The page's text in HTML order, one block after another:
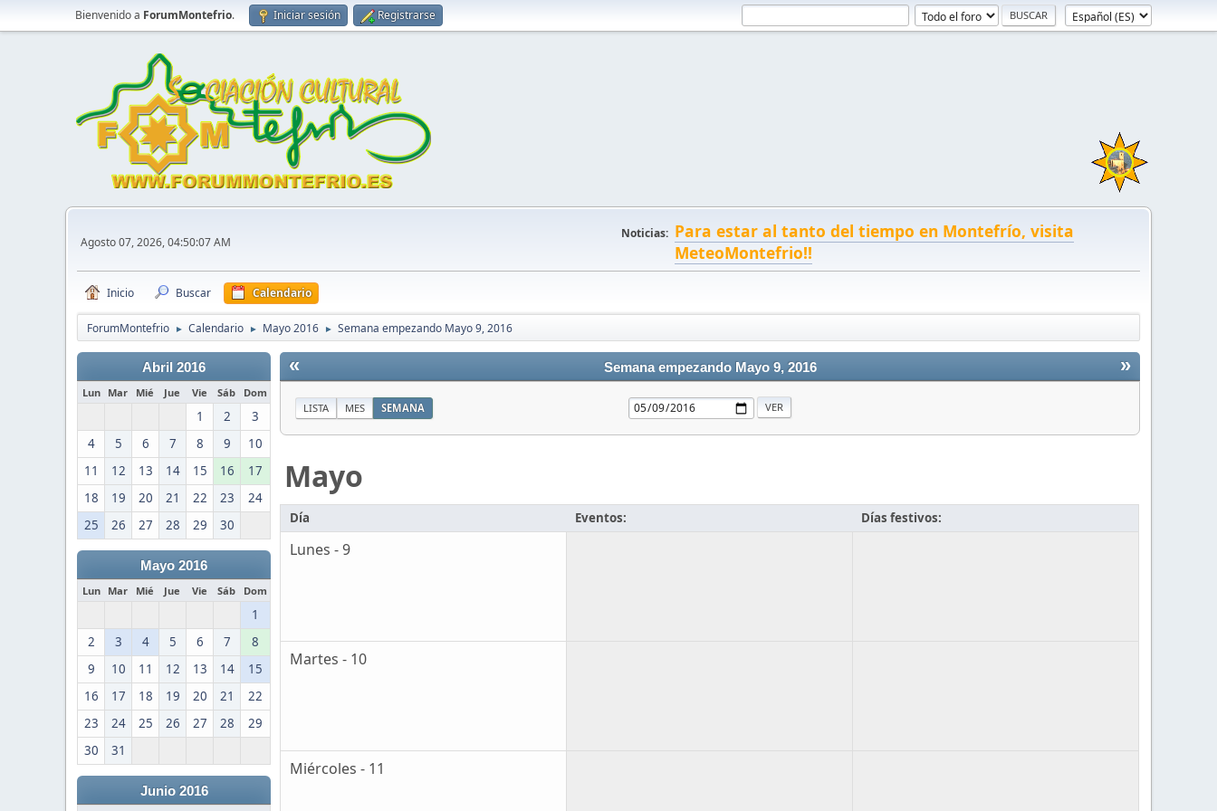
Bienvenido a ForumMontefrio. Iniciar sesión Registrarse
Agosto 07, 2026, 04:50:07 AM
Noticias: Para estar al tanto del tiempo en Montefrío, visita
MeteoMontefrio!!
Inicio Buscar Calendario
ForumMontefrio ► Calendario ► Mayo 2016 ► Semana empezando Mayo 9, 2016
Abril 2016
Lun Mar Mié Jue Vie Sáb Dom
1 2
3
4
5 6 7 8 9
10
11
12 13 14 15 16
17
18
19 20 21 22 23
24
25
26 27 28 29 30
Mayo 2016
Lun Mar Mié Jue Vie Sáb Dom
1
2
3 4 5 6 7
8
9
10 11 12 13 14
15
16
17 18 19 20 21
22
23
24 25 26 27 28
29
30
31
Junio 2016
« »
Semana empezando Mayo 9, 2016
LISTA MES SEMANA
Mayo
Día Eventos: Días festivos:
Lunes - 9
Martes - 10
Miércoles - 11